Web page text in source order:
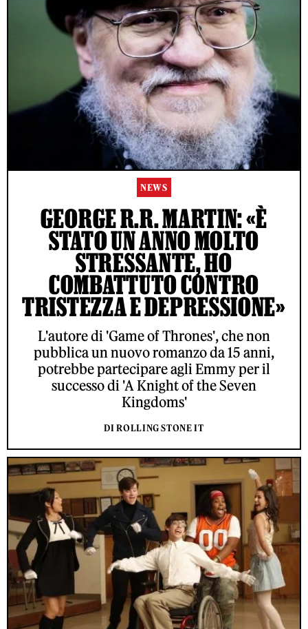
NEWS
GEORGE R.R. MARTIN: «È
STATO UN ANNO MOLTO
STRESSANTE, HO
COMBATTUTO CONTRO
TRISTEZZA E DEPRESSIONE»
L'autore di 'Game of Thrones', che non
pubblica un nuovo romanzo da 15 anni,
potrebbe partecipare agli Emmy per il
successo di 'A Knight of the Seven
Kingdoms'
DI ROLLING STONE IT